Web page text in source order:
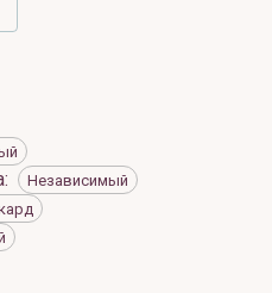
: Независимый